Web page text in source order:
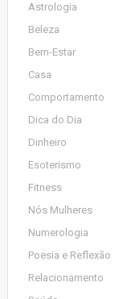
Astrologia
Beleza
Bem-Estar
Casa
Comportamento
Dica do Dia
Dinheiro
Esoterismo
Fitness
Nós Mulheres
Numerologia
Poesia e Reflexão
Relacionamento